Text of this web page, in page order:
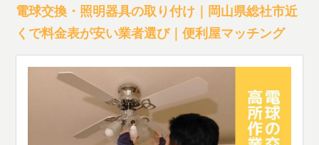
電球交換・照明器具の取り付け｜岡山県総社市近
くで料金表が安い業者選び｜便利屋マッチング